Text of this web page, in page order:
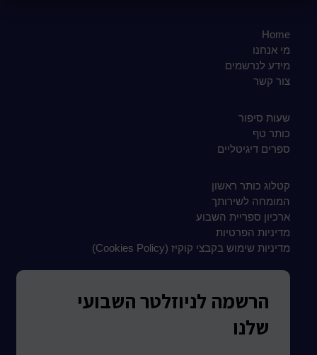
Home
מי אנחנו
מידע לנרשמים
צור קשר
שעות סיפור
כותר טף
ספרים דיגיטליים
קטלוג כותר ראשון
המומחה לשירותך
ארכיון ספריית השבוע
מדיניות הפרטיות
מדיניות שימוש בקבצי קוקיז (Cookies Policy)